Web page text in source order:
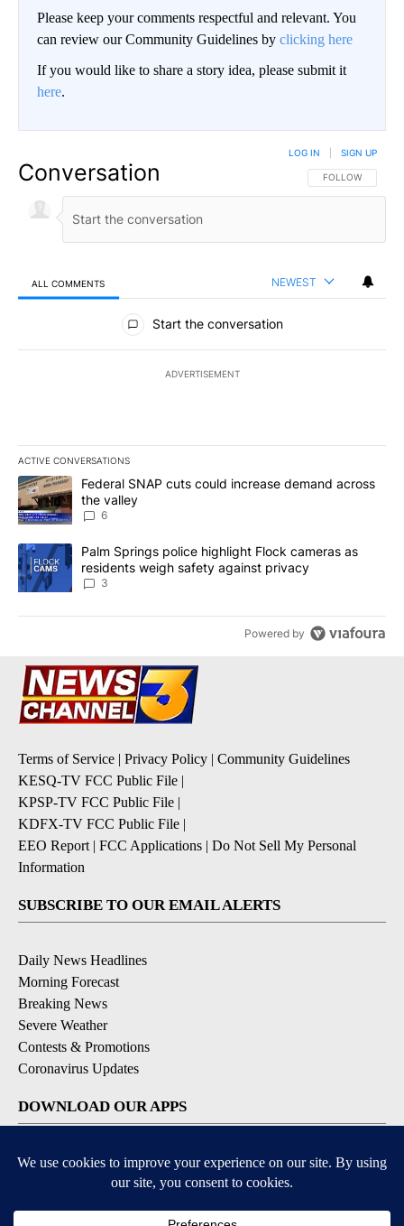
Please keep your comments respectful and relevant. You
can review our Community Guidelines by clicking here
If you would like to share a story idea, please submit it
here.
Conversation FOLLOW THIS
FOLLOW
LOG IN SIGN UP
ALL COMMENTS NEWEST
All Comments
Start the conversation
ADVERTISEMENT
ACTIVE CONVERSATIONS
The following is a list of the most commented articles in the last
A trending article titled "Federal SNAP cuts could increase
Federal SNAP cuts could increase demand across
the valley
6
A trending article titled "Palm Springs police highlight Flock
Palm Springs police highlight Flock cameras as
residents weigh safety against privacy
3
Powered by
Terms of Service | Privacy Policy | Community Guidelines
KESQ-TV FCC Public File |
KPSP-TV FCC Public File |
KDFX-TV FCC Public File |
EEO Report | FCC Applications | Do Not Sell My Personal
Information
SUBSCRIBE TO OUR EMAIL ALERTS
Daily News Headlines
Morning Forecast
Breaking News
Severe Weather
Contests & Promotions
Coronavirus Updates
DOWNLOAD OUR APPS
Available for iOS and Android